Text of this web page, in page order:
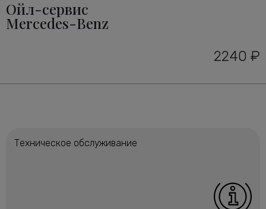
Ойл-сервис
Mercedes-Benz
2240 ₽
Техническое обслуживание